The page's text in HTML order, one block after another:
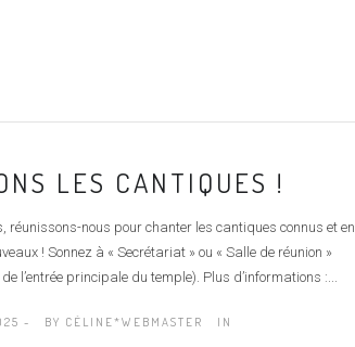
LES CANTIQUES !
réunissons-nous pour chanter les cantiques connus et en
! Sonnez à « Secrétariat » ou « Salle de réunion »
l’entrée principale du temple). Plus d’informations :...
- BY CÉLINE*WEBMASTER IN